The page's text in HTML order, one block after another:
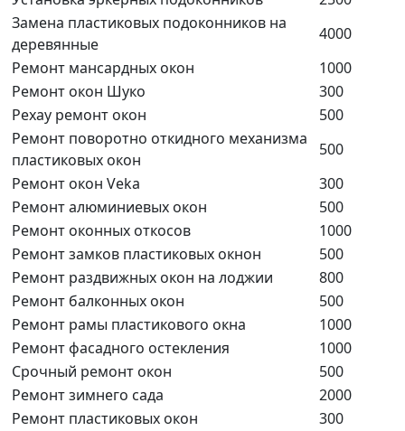
Замена пластиковых подоконников на
деревянные
4000
Ремонт мансардных окон
1000
Ремонт окон Шуко
300
Рехау ремонт окон
500
Ремонт поворотно откидного механизма
пластиковых окон
500
Ремонт окон Veka
300
Ремонт алюминиевых окон
500
Ремонт оконных откосов
1000
Ремонт замков пластиковых окнон
500
Ремонт раздвижных окон на лоджии
800
Ремонт балконных окон
500
Ремонт рамы пластикового окна
1000
Ремонт фасадного остекления
1000
Срочный ремонт окон
500
Ремонт зимнего сада
2000
Ремонт пластиковых окон
300